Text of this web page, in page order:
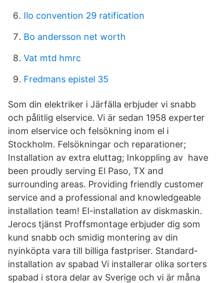
Ilo convention 29 ratification
Bo andersson net worth
Vat mtd hmrc
Fredmans epistel 35
Som din elektriker i Järfälla erbjuder vi snabb
och pålitlig elservice. Vi är sedan 1958 experter
inom elservice och felsökning inom el i
Stockholm. Felsökningar och reparationer;
Installation av extra eluttag; Inkoppling av have
been proudly serving El Paso, TX and
surrounding areas. Providing friendly customer
service and a professional and knowledgeable
installation team! El-installation av diskmaskin.
Jerocs tjänst Proffsmontage erbjuder dig som
kund snabb och smidig montering av din
nyinköpta vara till billiga fastpriser. Standard-
installation av spabad Vi installerar olika sorters
spabad i stora delar av Sverige och vi är måna